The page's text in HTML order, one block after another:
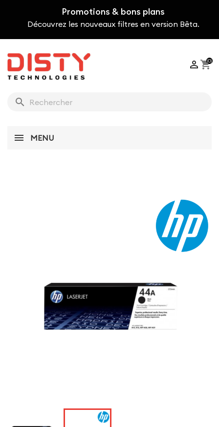
Promotions & bons plans
Découvrez les nouveaux filtres en version Bêta.
search
 shopping_cart
(0)
MENU